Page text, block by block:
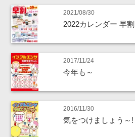
2021/08/30
2022カレンダー 早
2017/11/24
今年も～
2016/11/30
気をつけましょう～!